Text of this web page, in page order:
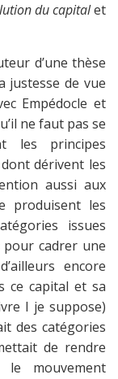
du capitalet
d’une thèse
justesse de vue
Empédocle et
ne faut pas se
les principes
dérivent les
aussi aux
produisent les
issues
pour cadrer une
encore
ce capital et sa
I je suppose)
des catégories
de rendre
mouvement